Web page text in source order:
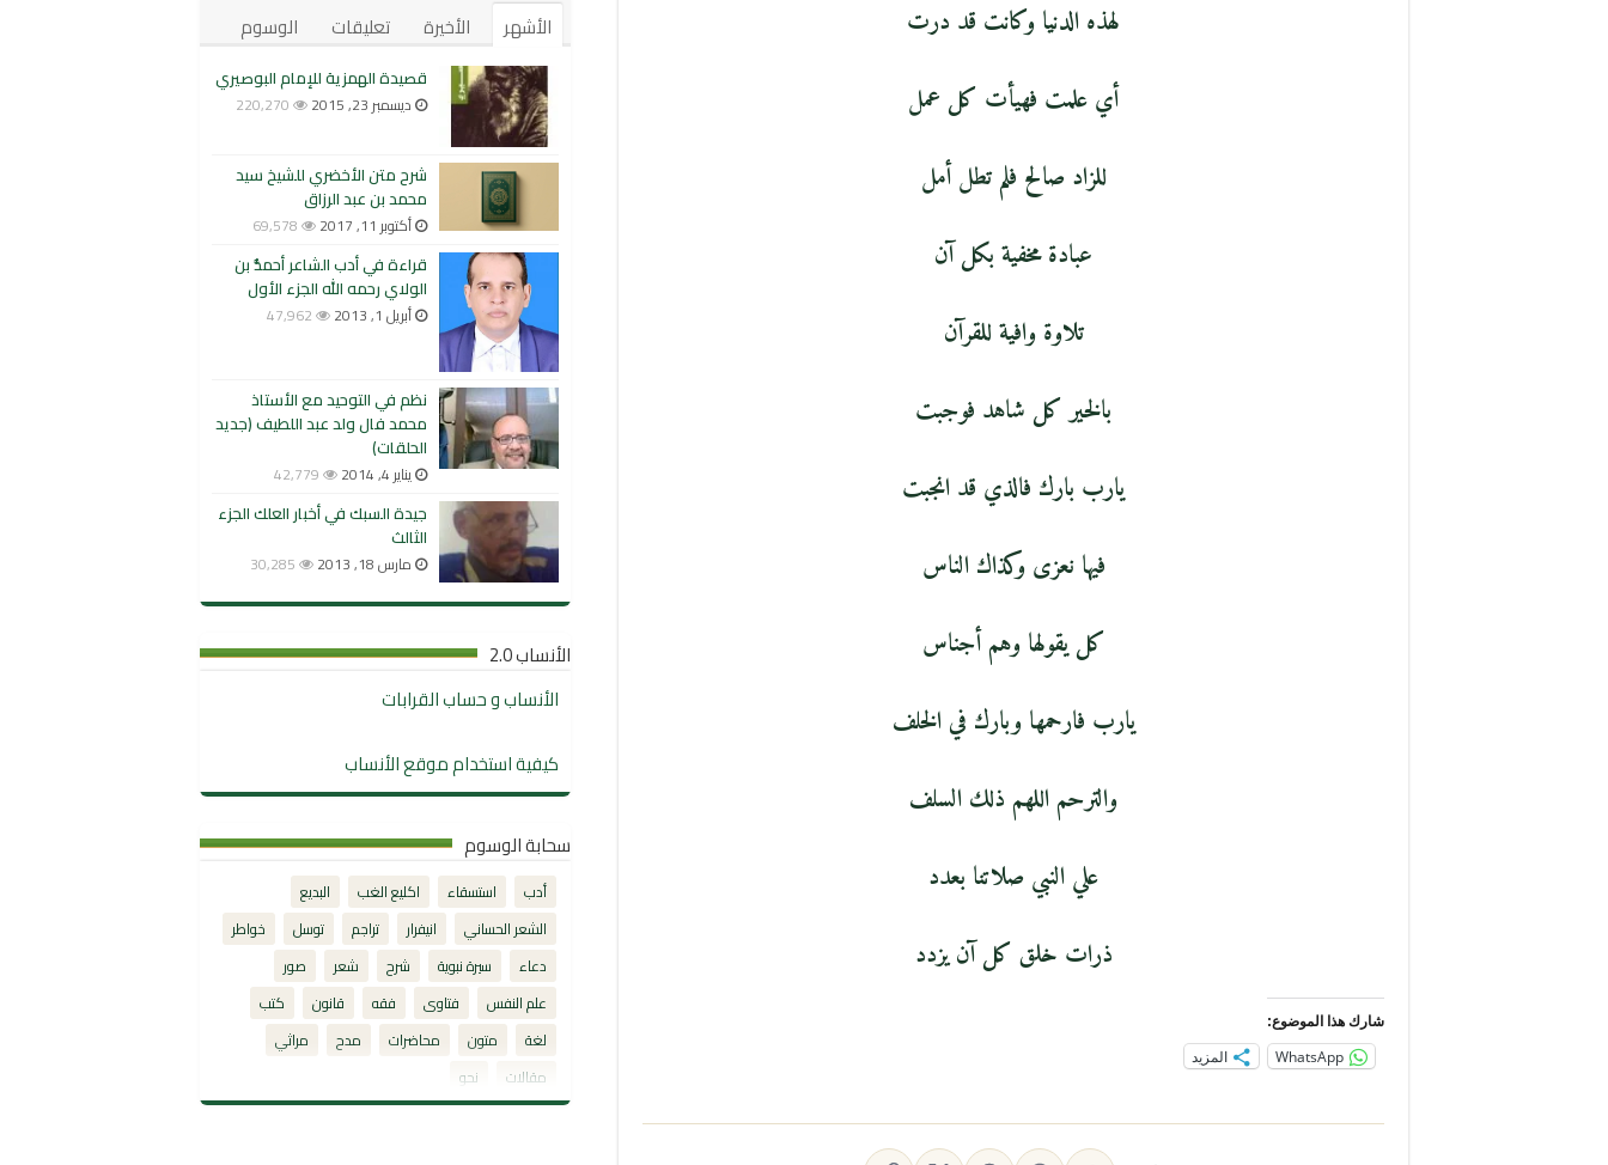
لهذه الدنيا وكانت قد درت
أي علمت فهيأت كل عمل
للزاد صالح فلم تطل أمل
عبادة مخفية بكل آن
تلاوة وافية للقرآن
بالخير كل شاهد فوجبت
يارب بارك فالذي قد انجبت
فيها نعزى وكذاك الناس
كل يقولها وهم أجناس
يارب فارحمها وبارك في الخلف
والترحم اللهم ذلك السلف
علي النبي صلاتنا بعدد
ذرات خلق كل آن يزدد
شارك هذا الموضوع:
WhatsApp المزيد
الأشهر الأخيرة تعليقات الوسوم
قصيدة الهمزية للإمام البوصيري
ديسمبر 23, 2015 220,270
شرح متن الأخضري للشيخ سيد
محمد بن عبد الرزاق
أكتوبر 11, 2017 69,578
قراءة في أدب الشاعر أحمدُّ بن
الولاي رحمه الله الجزء الأول
أبريل 1, 2013 47,962
نظم في التوحيد مع الأستاذ
محمد فال ولد عبد اللطيف (جديد
الحلقات)
يناير 4, 2014 42,779
جيدة السبك في أخبار العلك الجزء
الثالث
مارس 18, 2013 30,285
الأنساب 2.0
الأنساب و حساب القرابات
كيفية استخدام موقع الأنساب
سحابة الوسوم
أدب استسقاء اكليع الغب
البديع
الشعر الحساني
انيفرار تراجم توسل
خواطر
دعاء
سيرة نبوية شرح شعر
صور
علم النفس
فتاوى فقه قانون
كتب
لغة
متون محاضرات مدح
مراثي
مقالات
نحو